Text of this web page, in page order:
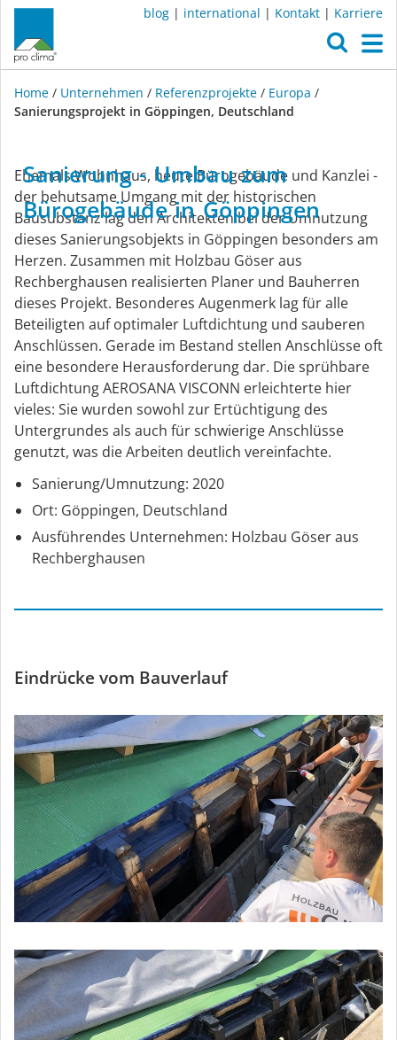
blog | international | Kontakt | Karriere
Home / Unternehmen / Referenzprojekte / Europa /
Sanierungsprojekt in Göppingen, Deutschland
Sanierungsprojekt
in
Göppingen,
Deutschland
Sanierung - Umbau zum
Bürogebäude in Göppingen
Ehemals Wohnhaus, heute Bürogebäude und Kanzlei -
der behutsame Umgang mit der historischen
Bausubstanz lag den Architekten bei der Umnutzung
dieses Sanierungsobjekts in Göppingen besonders am
Herzen. Zusammen mit Holzbau Göser aus
Rechberghausen realisierten Planer und Bauherren
dieses Projekt. Besonderes Augenmerk lag für alle
Beteiligten auf optimaler Luftdichtung und sauberen
Anschlüssen. Gerade im Bestand stellen Anschlüsse oft
eine besondere Herausforderung dar. Die sprühbare
Luftdichtung AEROSANA VISCONN erleichterte hier
vieles: Sie wurden sowohl zur Ertüchtigung des
Untergrundes als auch für schwierige Anschlüsse
genutzt, was die Arbeiten deutlich vereinfachte.
Sanierung/Umnutzung: 2020
Ort: Göppingen, Deutschland
Ausführendes Unternehmen: Holzbau Göser aus
Rechberghausen
Eindrücke vom Bauverlauf